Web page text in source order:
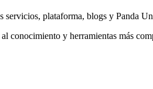
plataforma, blogs y Panda
conocimiento y herramientas más